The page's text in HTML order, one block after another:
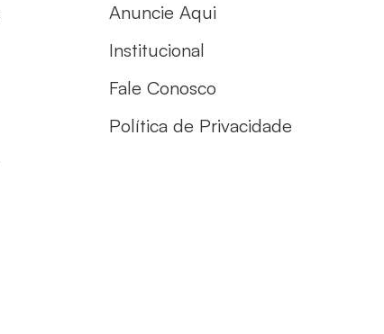
Anuncie Aqui
Institucional
Fale Conosco
Política de Privacidade